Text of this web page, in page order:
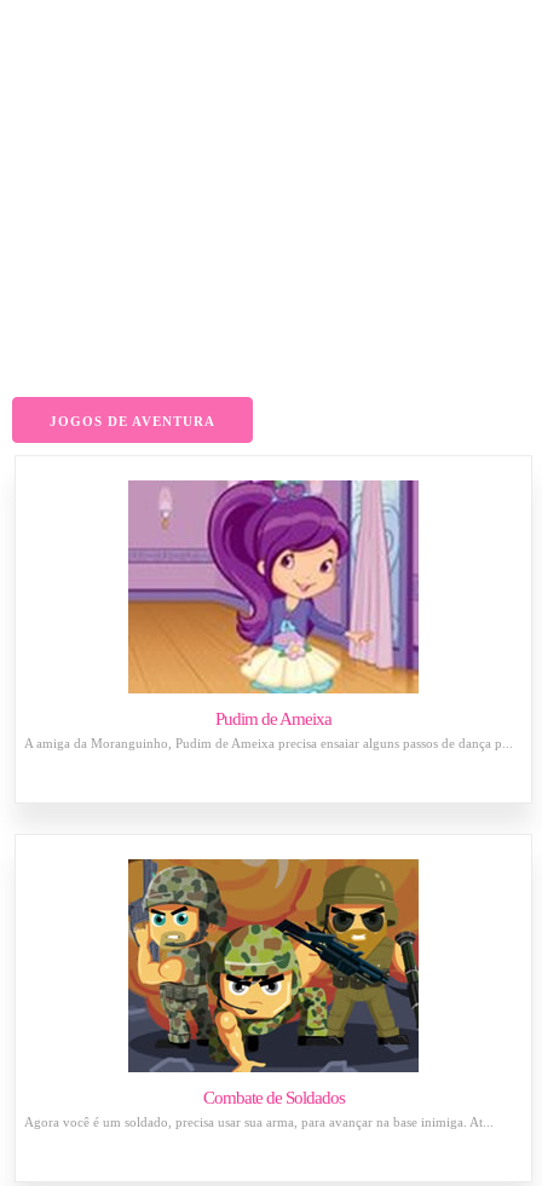
JOGOS DE AVENTURA
Pudim de Ameixa
A amiga da Moranguinho, Pudim de Ameixa precisa ensaiar alguns passos de dança p...
Combate de Soldados
Agora você é um soldado, precisa usar sua arma, para avançar na base inimiga. At...